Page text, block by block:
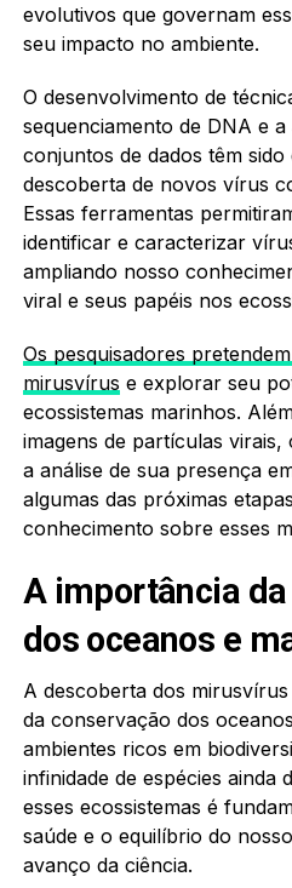
evolutivos que governam
seu impacto no ambiente.
O desenvolvimento de
sequenciamento de DNA e a
conjuntos de dados têm
descoberta de novos vírus
Essas ferramentas
identificar e caracterizar
ampliando nosso
viral e seus papéis nos
Os pesquisadores
mirusvírus e explorar seu
ecossistemas marinhos.
imagens de partículas
a análise de sua presença
algumas das próximas
conhecimento sobre esses
A importância
dos oceanos e
A descoberta dos
da conservação dos
ambientes ricos em
infinidade de espécies ainda
esses ecossistemas é
saúde e o equilíbrio do
avanço da ciência.